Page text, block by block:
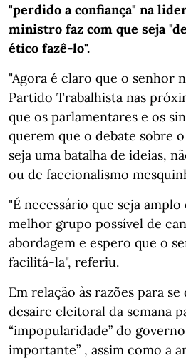
"perdido a confiança" na
ministro faz com que seja
ético fazê-lo".
"Agora é claro que o senhor
Partido Trabalhista nas
que os parlamentares e os
querem que o debate sobre
seja uma batalha de ideias,
ou de faccionalismo
"É necessário que seja
melhor grupo possível de
abordagem e espero que o
facilitá-la", referiu.
Em relação às razões para
desaire eleitoral da semana
“impopularidade” do
importante” , assim como a